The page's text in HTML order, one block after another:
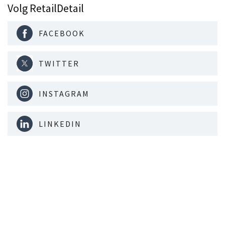
Volg RetailDetail
FACEBOOK
TWITTER
INSTAGRAM
LINKEDIN